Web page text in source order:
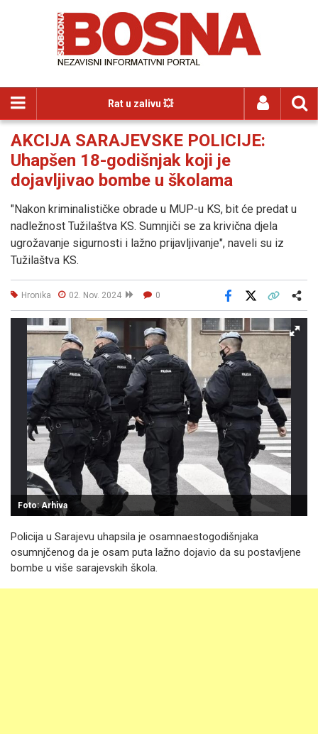
Rat u zalivu 💥
AKCIJA SARAJEVSKE POLICIJE:
Uhapšen 18-godišnjak koji je
dojavljivao bombe u školama
"Nakon kriminalističke obrade u MUP-u KS, bit će predat u
nadležnost Tužilaštva KS. Sumnjiči se za krivična djela
ugrožavanje sigurnosti i lažno prijavljivanje", naveli su iz
Tužilaštva KS.
Hronika 02. Nov. 2024 0
Facebook
Foto: Arhiva
Policija u Sarajevu uhapsila je osamnaestogodišnjaka
osumnjčenog da je osam puta lažno dojavio da su postavljene
bombe u više sarajevskih škola.